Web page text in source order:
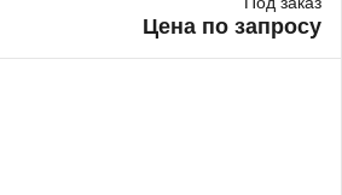
Цена по запросу